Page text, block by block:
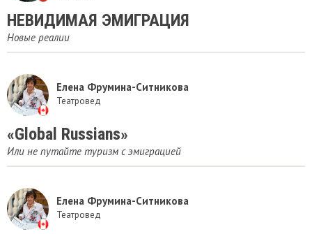
НЕВИДИМАЯ ЭМИГРАЦИЯ
Новые реалии
Елена Фрумина-Ситникова
Театровед
«Global Russians»
Или не путайте туризм с эмиграцией
Елена Фрумина-Ситникова
Театровед